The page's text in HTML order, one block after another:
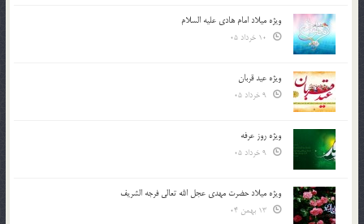
ویژه میلاد امام هادی علیه السلام
ویژه عید قربان
ویژه روز عرفه
ویژه میلاد حضرت مهدی عجل الله تعالی فرجه الشريف